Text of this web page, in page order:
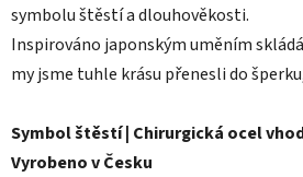
symbolu štěstí a dlouhověkosti.
Inspirováno japonským uměním
my jsme tuhle krásu přenesli do
Symbol štěstí | Chirurgická ocel
Vyrobeno v Česku